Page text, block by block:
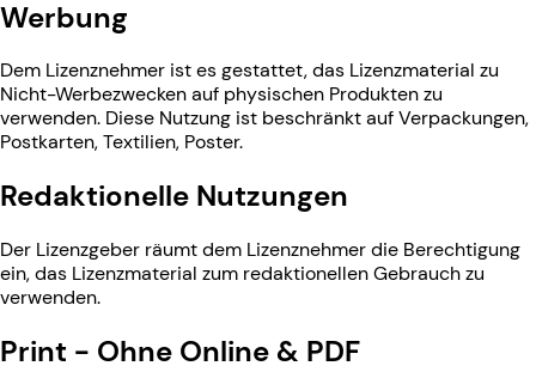
Werbung
Dem Lizenznehmer ist es gestattet, das Lizenzmaterial zu
Nicht-Werbezwecken auf physischen Produkten zu
verwenden. Diese Nutzung ist beschränkt auf Verpackungen,
Postkarten, Textilien, Poster.
Redaktionelle Nutzungen
Der Lizenzgeber räumt dem Lizenznehmer die Berechtigung
ein, das Lizenzmaterial zum redaktionellen Gebrauch zu
verwenden.
Print - Ohne Online & PDF